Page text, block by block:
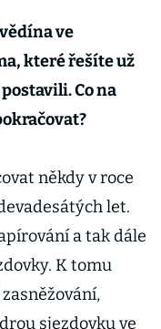
ve
které řešíte už
Co na
někdy v roce
let.
a tak dále
K tomu
sjezdovku ve